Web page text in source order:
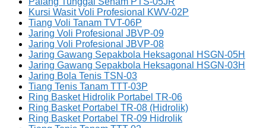
Kursi Wasit Voli Profesional KWV-02P
Tiang Voli Tanam TVT-06P
Jaring Voli Profesional JBVP-09
Jaring Voli Profesional JBVP-08
Jaring Gawang Sepakbola Heksagonal HSGN-05H
Jaring Gawang Sepakbola Heksagonal HSGN-03H
Jaring Bola Tenis TSN-03
Tiang Tenis Tanam TTT-03P
Ring Basket Hidrolik Portabel TR-06
Ring Basket Portabel TR-08 (Hidrolik)
Ring Basket Portabel TR-09 Hidrolik